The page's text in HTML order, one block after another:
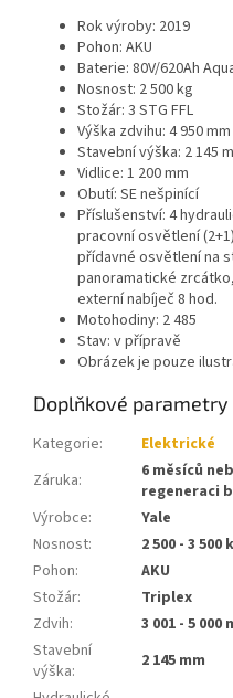
Rok výroby: 2019
Pohon: AKU
Baterie: 80V/620Ah
Nosnost: 2 500 kg
Stožár: 3 STG FFL
Výška zdvihu: 4 950 mm
Stavební výška: 2 145
Vidlice: 1 200 mm
Obutí: SE nešpinící
Příslušenství: 4
pracovní osvětlení
přídavné osvětlení na
panoramatické
externí nabíječ 8 hod.
Motohodiny: 2 485
Stav: v přípravě
Obrázek je pouze
Doplňkové parametry
Kategorie:
Elektrické
Záruka:
6 měsíců
regeneraci
Výrobce:
Yale
Nosnost:
2 500 - 3 500
Pohon:
AKU
Stožár:
Triplex
Zdvih:
3 001 - 5 000
Stavební
výška:
2 145 mm